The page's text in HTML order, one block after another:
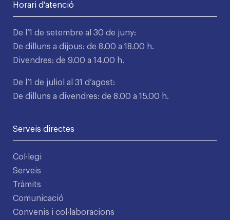
Horari d'atenció
De l’1 de setembre al 30 de juny:
De dilluns a dijous: de 8.00 a 18.00 h.
Divendres: de 9.00 a 14.00 h.
De l’1 de juliol al 31 d’agost:
De dilluns a divendres: de 8.00 a 15.00 h.
Serveis directes
Col·legi
Serveis
Tràmits
Comunicació
Convenis i col·laboracions